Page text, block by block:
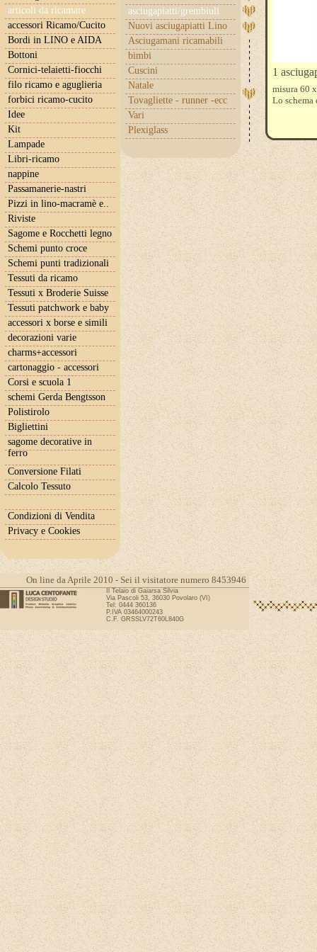
articoli da ricamare
asciugapiatti/grembiuli
Nuovi asciugapiatti Lino
Asciugamani ricamabili
bimbi
Cuscini
Natale
Tovagliette - runner -ecc
Vari
Plexiglass
accessori Ricamo/Cucito
Bordi in LINO e AIDA
Bottoni
Cornici-telaietti-fiocchi
filo ricamo e aguglieria
forbici ricamo-cucito
Idee
Kit
Lampade
Libri-ricamo
nappine
Passamanerie-nastri
Pizzi in lino-macramè e..
Riviste
Sagome e Rocchetti legno
Schemi punto croce
Schemi punti tradizionali
Tessuti da ricamo
Tessuti x Broderie Suisse
Tessuti patchwork e baby
accessori x borse e simili
decorazioni varie
charms+accessori
cartonaggio - accessori
Corsi e scuola 1
schemi Gerda Bengtsson
Polistirolo
Bigliettini
sagome decorative in
ferro
Conversione Filati
Calcolo Tessuto
Condizioni di Vendita
Privacy e Cookies
1
misura 60
Lo schema
On line da Aprile 2010 - Sei il visitatore numero 8453946
Il Telaio di Gaiarsa Silvia
Via Pascoli 53, 36030 Povolaro (VI)
Tel: 0444 360136
P.IVA 03464000243
C.F. GRSSLV72T60L840G